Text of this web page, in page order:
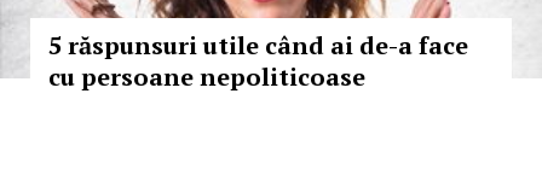
5 răspunsuri utile când ai de-a face
cu persoane nepoliticoase